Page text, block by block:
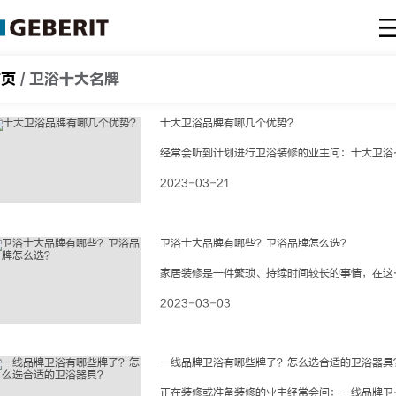
/ 卫浴十大名牌
十大卫浴品牌有哪几个优势？
经常会听到计划进行卫浴装修的业主问：十大卫浴品牌有哪几
2023-03-21
卫浴十大品牌有哪些？卫浴品牌怎么选？
家居装修是一件繁琐、持续时间较长的事情，在这个过程中最
2023-03-03
一线品牌卫浴有哪些牌子？怎么选合适的卫浴器具
正在装修或准备装修的业主经常会问：一线品牌卫